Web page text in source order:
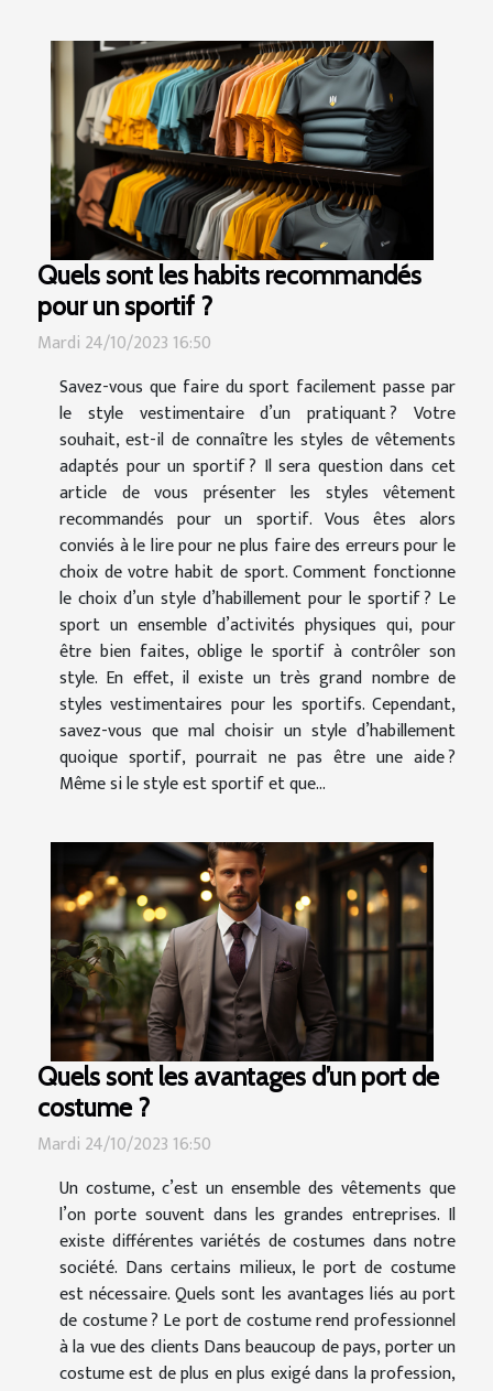
Quels sont les habits recommandés
pour un sportif ?
Mardi 24/10/2023 16:50
Savez-vous que faire du sport facilement passe par
le style vestimentaire d’un pratiquant ? Votre
souhait, est-il de connaître les styles de vêtements
adaptés pour un sportif ? Il sera question dans cet
article de vous présenter les styles vêtement
recommandés pour un sportif. Vous êtes alors
conviés à le lire pour ne plus faire des erreurs pour le
choix de votre habit de sport. Comment fonctionne
le choix d’un style d’habillement pour le sportif ? Le
sport un ensemble d’activités physiques qui, pour
être bien faites, oblige le sportif à contrôler son
style. En effet, il existe un très grand nombre de
styles vestimentaires pour les sportifs. Cependant,
savez-vous que mal choisir un style d’habillement
quoique sportif, pourrait ne pas être une aide ?
Même si le style est sportif et que...
Quels sont les avantages d’un port de
costume ?
Mardi 24/10/2023 16:50
Un costume, c’est un ensemble des vêtements que
l’on porte souvent dans les grandes entreprises. Il
existe différentes variétés de costumes dans notre
société. Dans certains milieux, le port de costume
est nécessaire. Quels sont les avantages liés au port
de costume ? Le port de costume rend professionnel
à la vue des clients Dans beaucoup de pays, porter un
costume est de plus en plus exigé dans la profession,